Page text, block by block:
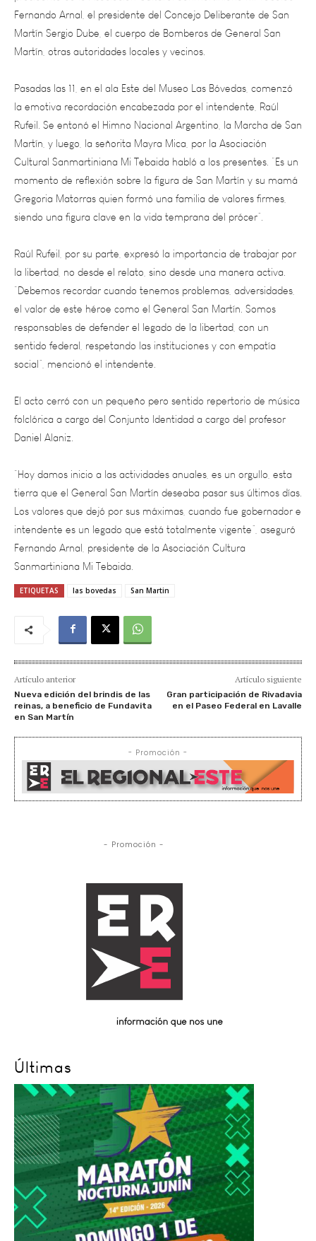
Martín, otras autoridades locales y vecinos.
Pasadas las 11, en el ala Este del Museo Las Bóvedas, comenzó
la emotiva recordación encabezada por el intendente, Raúl
Rufeil. Se entonó el Himno Nacional Argentino, la Marcha de San
Martín, y luego, la señorita Mayra Mica, por la Asociación
Cultural Sanmartiniana Mi Tebaida habló a los presentes. “Es un
momento de reflexión sobre la figura de San Martín y su mamá
Gregoria Matorras quien formó una familia de valores firmes,
siendo una figura clave en la vida temprana del prócer”.
Raúl Rufeil, por su parte, expresó la importancia de trabajar por
la libertad, no desde el relato, sino desde una manera activa.
“Debemos recordar cuando tenemos problemas, adversidades,
el valor de este héroe como el General San Martín. Somos
responsables de defender el legado de la libertad, con un
sentido federal, respetando las instituciones y con empatía
social”, mencionó el intendente.
El acto cerró con un pequeño pero sentido repertorio de música
folclórica a cargo del Conjunto Identidad a cargo del profesor
Daniel Alaniz.
“Hoy damos inicio a las actividades anuales, es un orgullo, esta
tierra que el General San Martín deseaba pasar sus últimos días.
Los valores que dejó por sus máximas, cuando fue gobernador e
intendente es un legado que está totalmente vigente”, aseguró
Fernando Arnal, presidente de la Asociación Cultura
Sanmartiniana Mi Tebaida.
ETIQUETAS las bovedas San Martin
Artículo anterior
Nueva edición del brindis de las
reinas, a beneficio de Fundavita
en San Martín
Artículo siguiente
Gran participación de Rivadavia
en el Paseo Federal en Lavalle
- Promoción -
- Promoción -
Últimas